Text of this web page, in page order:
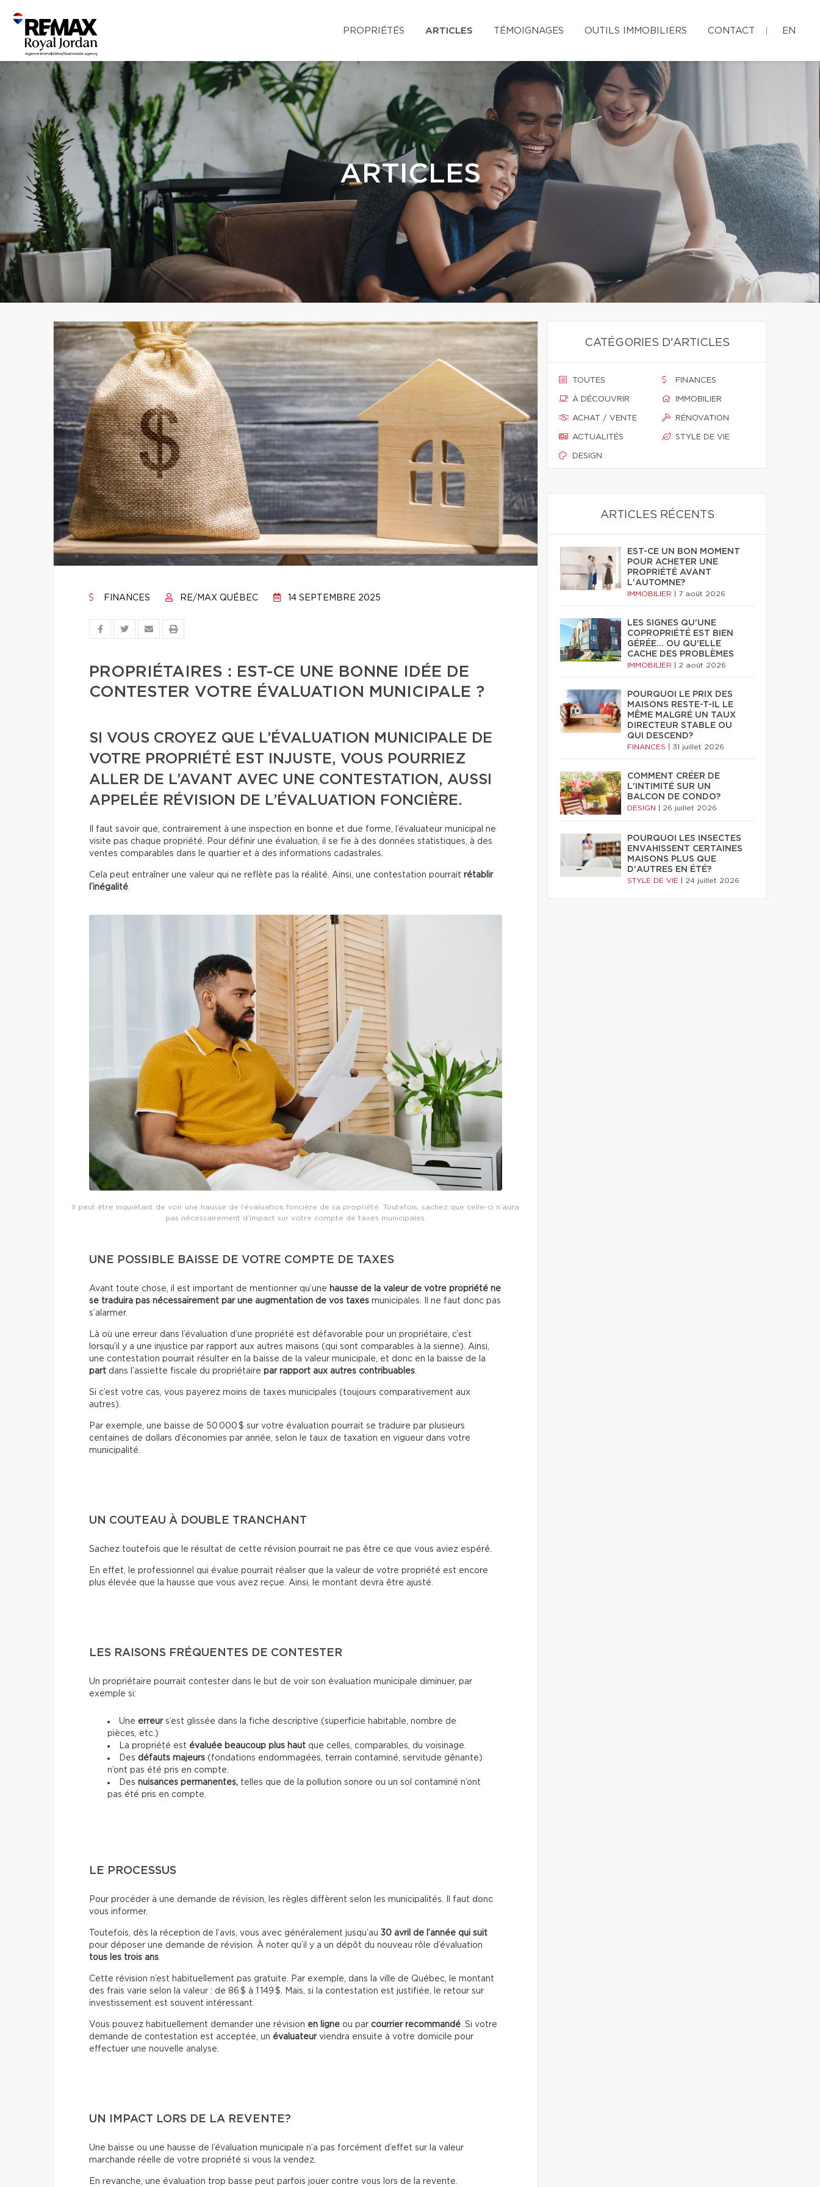
PROPRIÉTÉS ARTICLES TÉMOIGNAGES OUTILS IMMOBILIERS CONTACT EN
ARTICLES
FINANCES RE/MAX QUÉBEC 14 SEPTEMBRE 2025
PROPRIÉTAIRES : EST-CE UNE BONNE IDÉE DE
CONTESTER VOTRE ÉVALUATION MUNICIPALE ?
SI VOUS CROYEZ QUE L’ÉVALUATION MUNICIPALE DE
VOTRE PROPRIÉTÉ EST INJUSTE, VOUS POURRIEZ
ALLER DE L’AVANT AVEC UNE CONTESTATION, AUSSI
APPELÉE RÉVISION DE L’ÉVALUATION FONCIÈRE.
Il faut savoir que, contrairement à une inspection en bonne et due forme, l’évaluateur municipal ne
visite pas chaque propriété. Pour définir une évaluation, il se fie à des données statistiques, à des
ventes comparables dans le quartier et à des informations cadastrales.
Cela peut entraîner une valeur qui ne reflète pas la réalité. Ainsi, une contestation pourrait rétablir
l’inégalité.
Il peut être inquiétant de voir une hausse de l’évaluation foncière de sa propriété. Toutefois, sachez que celle-ci n’aura
pas nécessairement d’impact sur votre compte de taxes municipales.
UNE POSSIBLE BAISSE DE VOTRE COMPTE DE TAXES
Avant toute chose, il est important de mentionner qu’une hausse de la valeur de votre propriété ne
se traduira pas nécessairement par une augmentation de vos taxes municipales. Il ne faut donc pas
s’alarmer.
Là où une erreur dans l’évaluation d’une propriété est défavorable pour un propriétaire, c’est
lorsqu’il y a une injustice par rapport aux autres maisons (qui sont comparables à la sienne). Ainsi,
une contestation pourrait résulter en la baisse de la valeur municipale, et donc en la baisse de la
part dans l’assiette fiscale du propriétaire par rapport aux autres contribuables
Si c’est votre cas, vous payerez moins de taxes municipales (toujours comparativement aux
autres).
Par exemple, une baisse de 50 000 $ sur votre évaluation pourrait se traduire par plusieurs
centaines de dollars d’économies par année, selon le taux de taxation en vigueur dans votre
municipalité.
UN COUTEAU À DOUBLE TRANCHANT
Sachez toutefois que le résultat de cette révision pourrait ne pas être ce que vous aviez espéré.
En effet, le professionnel qui évalue pourrait réaliser que la valeur de votre propriété est encore
plus élevée que la hausse que vous avez reçue. Ainsi, le montant devra être ajusté.
LES RAISONS FRÉQUENTES DE CONTESTER
Un propriétaire pourrait contester dans le but de voir son évaluation municipale diminuer, par
exemple si:
Une erreur s’est glissée dans la fiche descriptive (superficie habitable, nombre de
pièces, etc.)
La propriété est évaluée beaucoup plus haut que celles, comparables, du voisinage.
Des défauts majeurs (fondations endommagées, terrain contaminé, servitude gênante)
n’ont pas été pris en compte.
Des nuisances permanentes, telles que de la pollution sonore ou un sol contaminé n’ont
pas été pris en compte.
LE PROCESSUS
Pour procéder à une demande de révision, les règles diffèrent selon les municipalités. Il faut donc
vous informer.
Toutefois, dès la réception de l’avis, vous avec généralement jusqu’au 30 avril de l’année qui suit
pour déposer une demande de révision.
À noter qu’il y a un dépôt du nouveau rôle d’évaluation
tous les trois ans
Cette révision n’est habituellement pas gratuite. Par exemple, dans la ville de Québec, le montant
des frais varie selon la valeur : de 86 $ à 1 149 $. Mais, si la contestation est justifiée, le retour sur
investissement est souvent intéressant.
Vous pouvez habituellement demander une révision en ligne ou par courrier recommandé . Si votre
demande de contestation est acceptée, un évaluateurviendra ensuite à votre domicile pour
effectuer une nouvelle analyse.
UN IMPACT LORS DE LA REVENTE?
Une baisse ou une hausse de l’évaluation municipale n’a pas forcément d’effet sur la valeur
marchande réelle de votre propriété si vous la vendez.
En revanche, une évaluation trop basse peut parfois jouer contre vous lors de la revente.
CATÉGORIES D'ARTICLES
TOUTES
À DÉCOUVRIR
ACHAT / VENTE
ACTUALITÉS
DESIGN
FINANCES
IMMOBILIER
RÉNOVATION
STYLE DE VIE
ARTICLES RÉCENTS
EST-CE UN BON MOMENT
POUR ACHETER UNE
PROPRIÉTÉ AVANT
L'AUTOMNE?
IMMOBILIER 7 août 2026
LES SIGNES QU'UNE
COPROPRIÉTÉ EST BIEN
GÉRÉE… OU QU'ELLE
CACHE DES PROBLÈMES
IMMOBILIER 2 août 2026
POURQUOI LE PRIX DES
MAISONS RESTE-T-IL LE
MÊME MALGRÉ UN TAUX
DIRECTEUR STABLE OU
QUI DESCEND?
FINANCES 31 juillet 2026
COMMENT CRÉER DE
L'INTIMITÉ SUR UN
BALCON DE CONDO?
DESIGN 26 juillet 2026
POURQUOI LES INSECTES
ENVAHISSENT CERTAINES
MAISONS PLUS QUE
D'AUTRES EN ÉTÉ?
STYLE DE VIE 24 juillet 2026